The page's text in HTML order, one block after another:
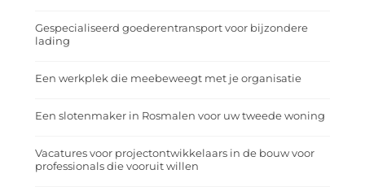
Gespecialiseerd goederentransport voor bijzondere
lading
Een werkplek die meebeweegt met je organisatie
Een slotenmaker in Rosmalen voor uw tweede woning
Vacatures voor projectontwikkelaars in de bouw voor
professionals die vooruit willen